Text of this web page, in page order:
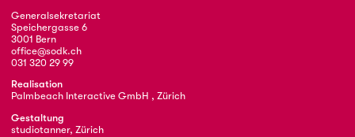
Generalsekretariat
Speichergasse 6
3001 Bern
office@sodk.ch
031 320 29 99
Realisation
Palmbeach Interactive GmbH , Zürich
Gestaltung
studiotanner, Zürich